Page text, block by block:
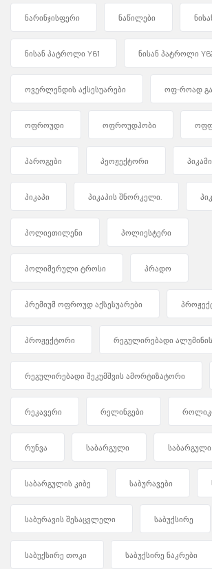
ნარინჯისფერი ნაწილები
ნისან პატროლი Y61 ნისან პატროლი
ოვერლენდის აქსესუარები ოფ-როად
ოფროუდი ოფროუდჰობი
პაროგები პეოჟექტორი პიკამი
პიკაპი პიკაპის შნორკელი.
პოლიეთილენი პოლიესტერი
პოლიმერული ტროსი პრადო
პრემიუმ ოფროუდ აქსესუარები
პროჟექტორი რეგულირებადი
რეგულირებადი შეკუმშვის ამორტიზატორი
რეკავერი რელინგები
რუნვა საბარგული
საბარგულის კიბე საბურავები
საბურავის შესაცვლელი საბუქსირე
საბუქსირე თოკი საბუქსირე ნაკრები